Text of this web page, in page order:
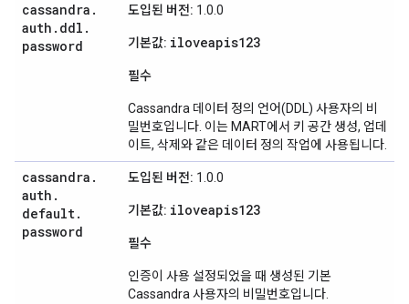
cassandra .
auth . ddl .
password
도입된 버전: 1.0.0
기본값: iloveapis123
필수
Cassandra 데이터 정의 언어(DDL) 사용자의 비
밀번호입니다. 이는 MART에서 키 공간 생성, 업데
이트, 삭제와 같은 데이터 정의 작업에 사용됩니다.
cassandra .
auth .
default.
password
도입된 버전: 1.0.0
기본값: iloveapis123
필수
인증이 사용 설정되었을 때 생성된 기본
Cassandra 사용자의 비밀번호입니다.